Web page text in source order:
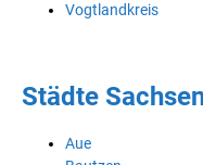
Vogtlandkreis
Städte
Aue